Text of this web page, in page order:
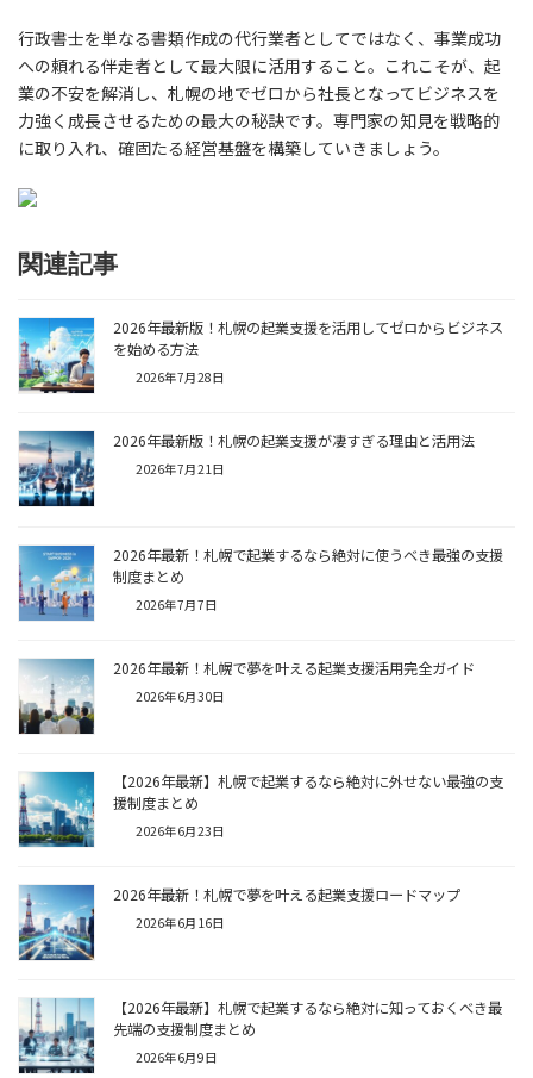
行政書士を単なる書類作成の代行業者としてではなく、事業成功
への頼れる伴走者として最大限に活用すること。これこそが、起
業の不安を解消し、札幌の地でゼロから社長となってビジネスを
力強く成長させるための最大の秘訣です。専門家の知見を戦略的
に取り入れ、確固たる経営基盤を構築していきましょう。
関連記事
2026年最新版！札幌の起業支援を活用してゼロからビジネス
を始める方法
2026年7月28日
2026年最新版！札幌の起業支援が凄すぎる理由と活用法
2026年7月21日
2026年最新！札幌で起業するなら絶対に使うべき最強の支援
制度まとめ
2026年7月7日
2026年最新！札幌で夢を叶える起業支援活用完全ガイド
2026年6月30日
【2026年最新】札幌で起業するなら絶対に外せない最強の支
援制度まとめ
2026年6月23日
2026年最新！札幌で夢を叶える起業支援ロードマップ
2026年6月16日
【2026年最新】札幌で起業するなら絶対に知っておくべき最
先端の支援制度まとめ
2026年6月9日